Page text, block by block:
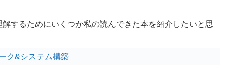
するためにいくつか私の読んできた本を紹介したいと思
ク&システム構築